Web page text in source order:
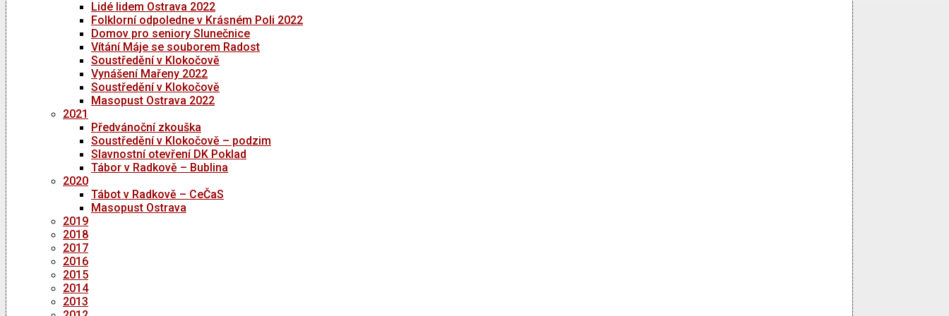
Lidé lidem Ostrava 2022
Folklorní odpoledne v Krásném Poli 2022
Domov pro seniory Slunečnice
Vítání Máje se souborem Radost
Soustředění v Klokočově
Vynášení Mařeny 2022
Soustředění v Klokočově
Masopust Ostrava 2022
2021
Předvánoční zkouška
Soustředění v Klokočově – podzim
Slavnostní otevření DK Poklad
Tábor v Radkově – Bublina
2020
Tábot v Radkově – CeČaS
Masopust Ostrava
2019
2018
2017
2016
2015
2014
2013